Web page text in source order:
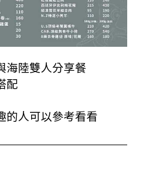
海陸雙人分享餐
配
的人可以參考看看